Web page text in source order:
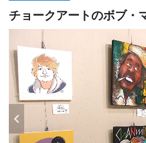
チョークアートのボブ・